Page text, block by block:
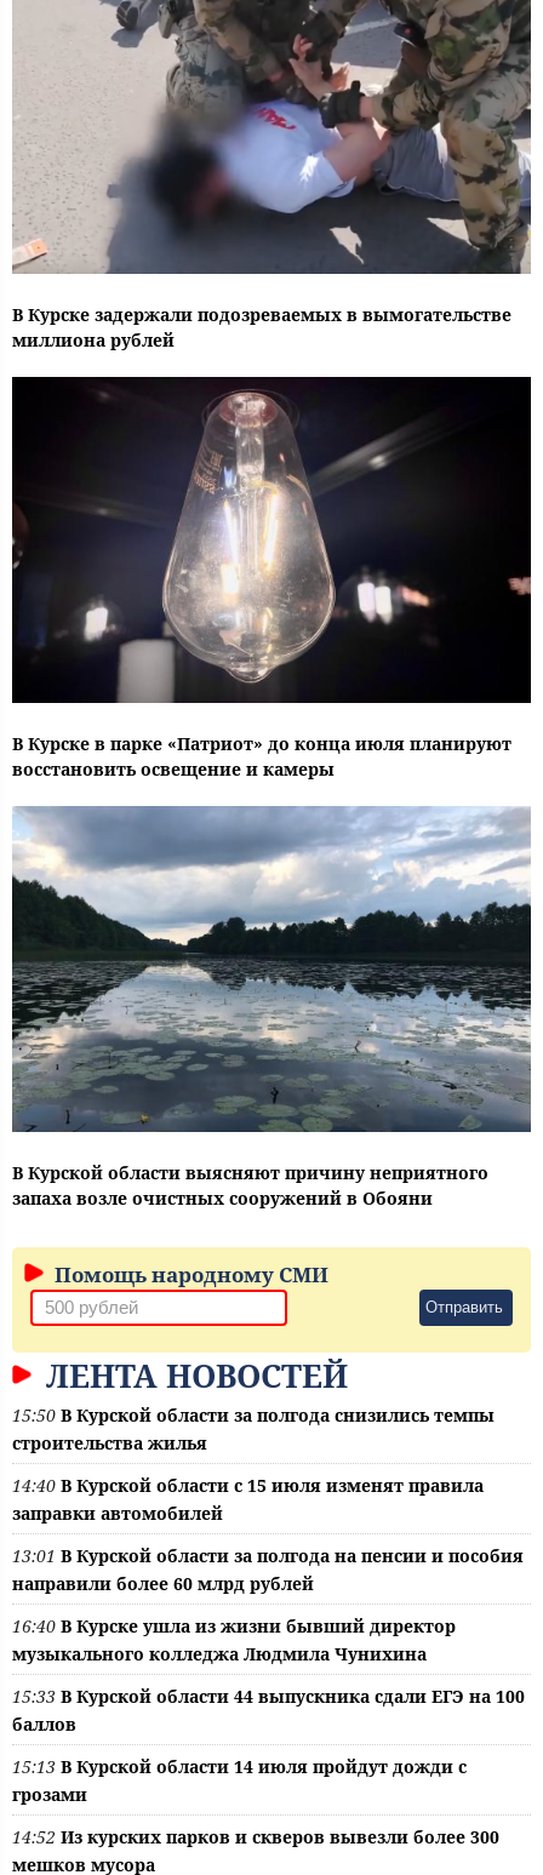
В Курске задержали подозреваемых в вымогательстве
миллиона рублей
В Курске в парке «Патриот» до конца июля планируют
восстановить освещение и камеры
В Курской области выясняют причину неприятного
запаха возле очистных сооружений в Обояни
Помощь народному СМИ
Отправить
ЛЕНТА НОВОСТЕЙ
15:50 В Курской области за полгода снизились темпы
строительства жилья
14:40 В Курской области с 15 июля изменят правила
заправки автомобилей
13:01 В Курской области за полгода на пенсии и пособия
направили более 60 млрд рублей
16:40 В Курске ушла из жизни бывший директор
музыкального колледжа Людмила Чунихина
15:33 В Курской области 44 выпускника сдали ЕГЭ на 100
баллов
15:13 В Курской области 14 июля пройдут дожди с
грозами
14:52 Из курских парков и скверов вывезли более 300
мешков мусора